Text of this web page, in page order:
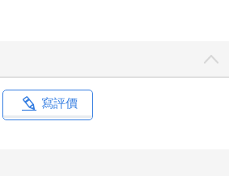
寫評價